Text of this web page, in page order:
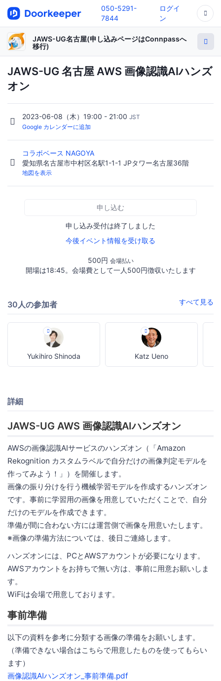
050-5291-
7844
ログイ
ン
JAWS-UG名古屋(申し込みページはConnpassへ
移行)
JAWS-UG 名古屋 AWS 画像認識AIハンズ
オン
2023-06-08（木）19:00 - 21:00 JST
Google カレンダーに追加
コラボベース NAGOYA
愛知県名古屋市中村区名駅1-1-1 JPタワー名古屋36階
地図を表示
申し込む
申し込み受付は終了しました
今後イベント情報を受け取る
500円 会場払い
開場は18:45。会場費として一人500円徴収いたします
30人の参加者 すべて見る
Yukihiro Shinoda Katz Ueno
詳細
JAWS-UG AWS 画像認識AIハンズオン
AWSの画像認識AIサービスのハンズオン（「Amazon
Rekognition カスタムラベルで自分だけの画像判定モデルを
作ってみよう！」）を開催します。
画像の振り分けを行う機械学習モデルを作成するハンズオン
です。事前に学習用の画像を用意していただくことで、自分
だけのモデルを作成できます。
準備が間に合わない方には運営側で画像を用意いたします。
※画像の準備方法については、後日ご連絡します。
ハンズオンには、PCとAWSアカウントが必要になります。
AWSアカウントをお持ちで無い方は、事前に用意お願いしま
す。
WiFiは会場で用意しております。
事前準備
以下の資料を参考に分類する画像の準備をお願いします。
（準備できない場合はこちらで用意したものを使ってもらい
ます）
画像認識AIハンズオン_事前準備.pdf